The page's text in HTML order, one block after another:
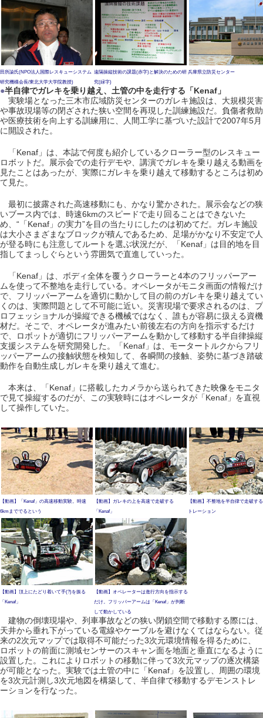
田所諭氏(NPO法人国際レスキューシステム
研究機構会長/東北大学大学院教授)
遠隔操縦技術の課題(赤字)と解決のための研
究(緑字)
兵庫県立防災センター
●半自律でガレキを乗り越え、土管の中を走行する「Kenaf」
実験場となった三木市広域防災センターのガレキ施設は、大規模災害
や事故現場等の閉ざされた狭い空間を再現した訓練施設だ。負傷者救助
や医療技術を向上する訓練用に、人間工学に基づいた設計で2007年5月
に開設された。
「Kenaf」は、本誌で何度も紹介しているクローラー型のレスキュー
ロボットだ。展示会での走行デモや、講演でガレキを乗り越える動画を
見たことはあったが、実際にガレキを乗り越えて移動するところは初め
て見た。
最初に披露された高速移動にも、かなり驚かされた。展示会などの狭
いブース内では、時速6kmのスピードで走り回ることはできないた
め、“「Kenaf」の実力”を目の当たりにしたのは初めてだ。ガレキ施設
は大小さまざまなブロックが積んであるため、足場がかなり不安定で人
が登る時にも注意してルートを選ぶ状況だが、「Kenaf」は目的地を目
指してまっしぐらという雰囲気で直進していった。
「Kenaf」は、ボディ全体を覆うクローラーと4本のフリッパーアー
ムを使って不整地を走行している。オペレータがモニタ画面の情報だけ
で、フリッパーアームを適切に動かして目の前のガレキを乗り越えてい
くのは、実際問題として不可能に近い。災害現場で要求されるのは、プ
ロフェッショナルが操縦できる機械ではなく、誰もが容易に扱える資機
材だ。そこで、オペレータが進みたい前後左右の方向を指示するだけ
で、ロボットが適切にフリッパーアームを動かして移動する半自律操縦
支援システムを研究開発した。「Kenaf」は、モータートルクからフリ
ッパーアームの接触状態を検知して、各瞬間の接触、姿勢に基づき踏破
動作を自動生成しガレキを乗り越えて進む。
本来は、「Kenaf」に搭載したカメラから送られてきた映像をモニタ
で見て操縦するのだが、この実験時にはオペレータが「Kenaf」を直視
して操作していた。
【動画】「Kenaf」の高速移動実験。時速
6kmまででるという
【動画】ガレキの上を高速で走破する
「Kenaf」
【動画】不整地を半自律で走破す
トレーション
【動画】頂上にたどり着いて手(?)を振る
「Kenaf」
【動画】オペレーターは進行方向を指示する
だけ。フリッパーアームは「Kenaf」が判断
して動かしている
建物の倒壊現場や、列車事故などの狭い閉鎖空間で移動する際には、
天井から垂れ下がっている電線やケーブルを避けなくてはならない。従
来の2次元マップでは取得不可能だった3次元環境情報を得るために、
ロボットの前面に測域センサーのスキャン面を地面と垂直になるように
設置した。これによりロボットの移動に伴って3次元マップの逐次構築
が可能となった。実験では土管の中に「Kenaf」を設置し、周囲の環境
を3次元計測し3次元地図を構築して、半自律で移動するデモンストレ
ーションを行なった。